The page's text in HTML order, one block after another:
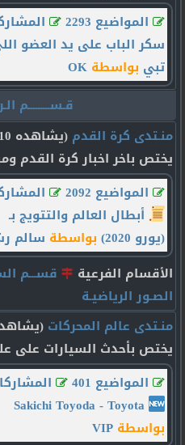
المواضيع 2293
المشاركات
سكر الباب على يد العضو
تبي بواسطةOK
قـســـــــــم
منـتدى كرة القدم (يشاهده 10 زائر)
يختص باخر اخبار كرة القدم
المواضيع 2092
المشاركات
أبطال العالم والتتويج بـ
(يورو 2020)
بواسطة سالم
الأقسام الفرعية
قســـم
الصـور الرياضيـة
منـتدى عالم المحركات (يشاهده 1
يختص بأحدث السيارات على
المواضيع 401
المشاركات
Sakichi Toyoda - Toyota
بواسطةVIP